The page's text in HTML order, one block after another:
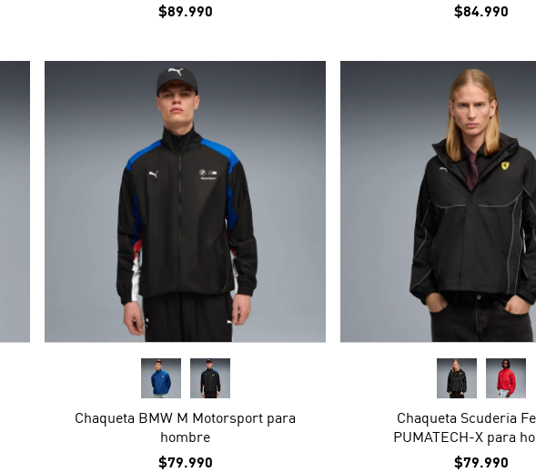
$89.990
$84.990
Chaqueta BMW M Motorsport para
hombre
$79.990
Chaqueta Scuderia
PUMATECH-X para
$79.990